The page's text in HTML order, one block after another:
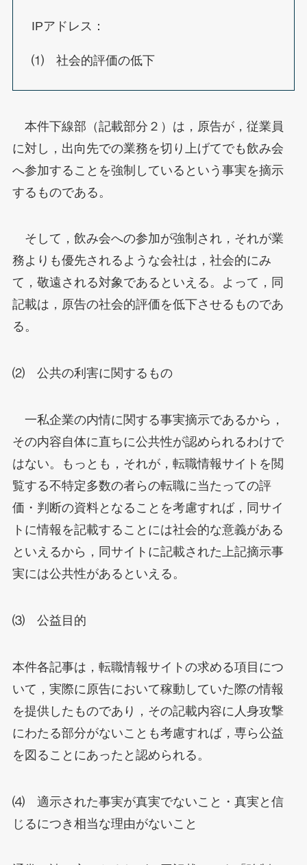
IPアドレス：
⑴ 社会的評価の低下
本件下線部（記載部分２）は，原告が，従業員
に対し，出向先での業務を切り上げてでも飲み会
へ参加することを強制しているという事実を摘示
するものである。
そして，飲み会への参加が強制され，それが業
務よりも優先されるような会社は，社会的にみ
て，敬遠される対象であるといえる。よって，同
記載は，原告の社会的評価を低下させるものであ
る。
⑵ 公共の利害に関するもの
一私企業の内情に関する事実摘示であるから，
その内容自体に直ちに公共性が認められるわけで
はない。もっとも，それが，転職情報サイトを閲
覧する不特定多数の者らの転職に当たっての評
価・判断の資料となることを考慮すれば，同サイ
トに情報を記載することには社会的な意義がある
といえるから，同サイトに記載された上記摘示事
実には公共性があるといえる。
⑶ 公益目的
本件各記事は，転職情報サイトの求める項目につ
いて，実際に原告において稼動していた際の情報
を提供したものであり，その記載内容に人身攻撃
にわたる部分がないことも考慮すれば，専ら公益
を図ることにあったと認められる。
⑷ 適示された事実が真実でないこと・真実と信
じるにつき相当な理由がないこと